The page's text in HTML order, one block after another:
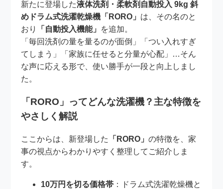
新たに登場した液体洗剤・柔軟剤自動投入 9kg 斜
めドラム式洗濯乾燥機「RORO」 は、その名のと
おり
「自動投入機能」 を追加。
「毎回洗剤の量を量るのが面倒」「つい入れすぎ
てしまう」「家族に任せると分量が心配」…そん
な声に応える形で、使い勝手が一段と向上しまし
た。
「RORO」ってどんな洗濯機？主な特徴を
やさしく解説
ここからは、新登場した 「RORO」の特徴を、家
事の視点からわかりやすく整理してご紹介しま
す。
10万円を切る価格帯 ：ドラム式洗濯乾燥機と